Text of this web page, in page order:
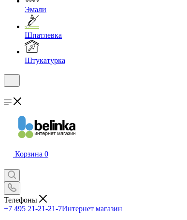
Эмали
Шпатлевка
Штукатурка
Корзина 0
Телефоны
+7 495 21-21-21-7Интернет магазин